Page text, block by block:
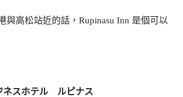
與高松站近的話，Rupinasu Inn 是個可以
ネスホテル ルピナス